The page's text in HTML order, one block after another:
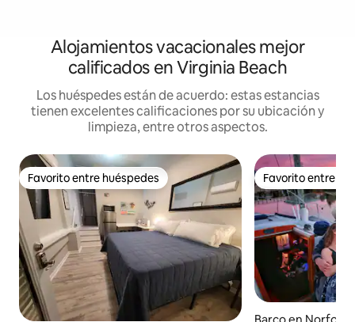
Alojamientos vacacionales mejor
calificados en Virginia Beach
Los huéspedes están de acuerdo: estas estancias
tienen excelentes calificaciones por su ubicación y
limpieza, entre otros aspectos.
Favorito entre huéspedes
Favorito entre huéspedes Favorito entre
Favorito entre